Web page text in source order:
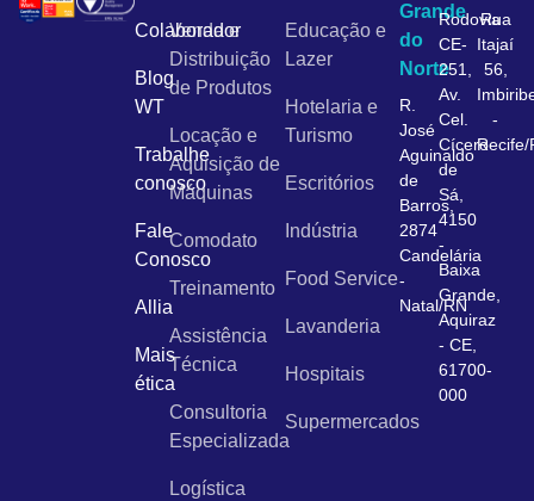
Colaborador
Blog
WT
Trabalhe
conosco
Fale
Conosco
Allia
Mais
ética
Venda e
Distribuição
de Produtos
Locação e
Aquisição de
Máquinas
Comodato
Treinamento
Assistência
Técnica
Consultoria
Especializada
Logística
Educação e
Lazer
Hotelaria e
Turismo
Escritórios
Indústria
Food Service
Lavanderia
Hospitais
Supermercados
Grande
do
Norte
R.
José
Aguinaldo
de
Barros,
2874
Candelária
-
Natal/RN
Rodovia
CE-
251,
Av.
Cel.
Cícero
de
Sá,
4150
-
Baixa
Grande,
Aquiraz
- CE,
61700-
000
Rua
Itajaí
56,
-
Recife/